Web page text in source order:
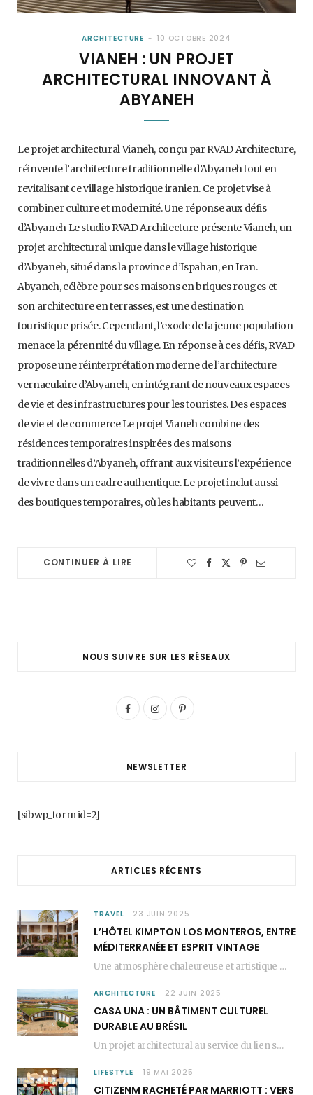
ARCHITECTURE 10 OCTOBRE 2024
VIANEH : UN PROJET
ARCHITECTURAL INNOVANT À
ABYANEH
Le projet architectural Vianeh, conçu par RVAD Architecture,
réinvente l’architecture traditionnelle d’Abyaneh tout en
revitalisant ce village historique iranien. Ce projet vise à
combiner culture et modernité. Une réponse aux défis
d’Abyaneh Le studio RVAD Architecture présente Vianeh, un
projet architectural unique dans le village historique
d’Abyaneh, situé dans la province d’Ispahan, en Iran.
Abyaneh, célèbre pour ses maisons en briques rouges et
son architecture en terrasses, est une destination
touristique prisée. Cependant, l’exode de la jeune population
menace la pérennité du village. En réponse à ces défis, RVAD
propose une réinterprétation moderne de l’architecture
vernaculaire d’Abyaneh, en intégrant de nouveaux espaces
de vie et des infrastructures pour les touristes. Des espaces
de vie et de commerce Le projet Vianeh combine des
résidences temporaires inspirées des maisons
traditionnelles d’Abyaneh, offrant aux visiteurs l’expérience
de vivre dans un cadre authentique. Le projet inclut aussi
des boutiques temporaires, où les habitants peuvent…
CONTINUER À LIRE
NOUS SUIVRE SUR LES RÉSEAUX
F
k
I
a
P
s
NEWSLETTER
[sibwp_form id=2]
ARTICLES RÉCENTS
TRAVEL 23 JUIN 2025
L’HÔTEL KIMPTON LOS MONTEROS, ENTRE
MÉDITERRANÉE ET ESPRIT VINTAGE
Une atmosphère chaleureuse et artistique L’Hôtel Kimpton Los Monteros, récemment repensé par EL EQUIPO CREATIVO,…
ARCHITECTURE 22 JUIN 2025
CASA UNA : UN BÂTIMENT CULTUREL
DURABLE AU BRÉSIL
Un projet architectural au service du lien social Casa Una est un bâtiment culturel durable…
LIFESTYLE 19 MAI 2025
CITIZENM RACHETÉ PAR MARRIOTT : VERS